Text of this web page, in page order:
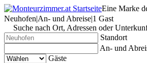
Eine Marke
Neuhofen|An- und Abreise|1 Gast
Suche nach Ort, Adressen oder
Standort
An- und
Gäste